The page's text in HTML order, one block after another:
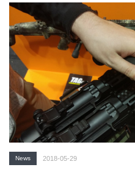
News 2018-05-29